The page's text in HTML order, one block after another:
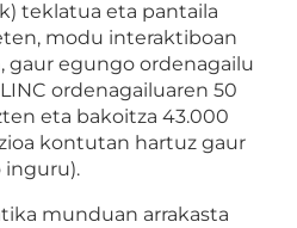
teklatua eta pantaila
modu interaktiboan
gaur egungo ordenagailu
ordenagailuaren 50
eta bakoitza 43.000
kontutan hartuz gaur
inguru).
munduan arrakasta